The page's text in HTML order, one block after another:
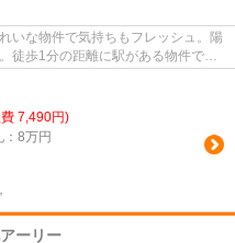
いな物件で気持ちもフレッシュ。陽
徒歩1分の距離に駅がある物件で、
7,490円)
：8万円
ーリー